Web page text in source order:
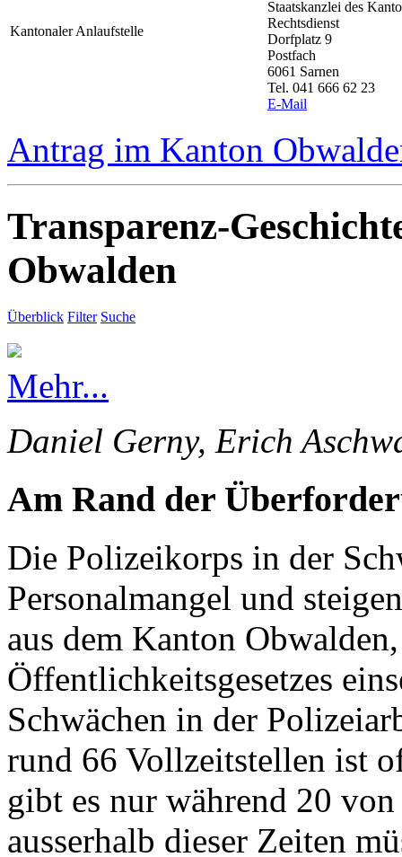
Kantonaler Anlaufstelle
Staatskanzlei des
Rechtsdienst
Dorfplatz 9
Postfach
6061 Sarnen
Tel. 041 666 62 23
E-Mail
Antrag im Kanton
Transparenz-
Obwalden
Überblick Filter Suche
Mehr...
Daniel Gerny, Erich
Am Rand der
Die Polizeikorps in der
Personalmangel und
aus dem Kanton
Öffentlichkeitsgesetzes
Schwächen in der
rund 66 Vollzeitstellen ist
gibt es nur während 20
ausserhalb dieser Zeiten